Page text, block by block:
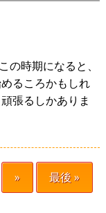
時期になると、
るころかもしれ
張るしかありま
» 最後 »